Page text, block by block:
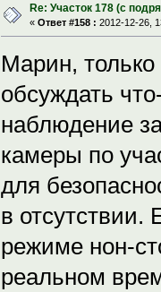
Re: Участок 178 (с
« Ответ #158 : 2012-12-26,
Марин, только
обсуждать
наблюдение
камеры по
для
в отсутствии.
режиме нон-
реальном